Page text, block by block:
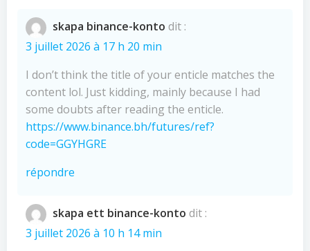
skapa binance-konto dit :
3 juillet 2026 à 17 h 20 min
I don’t think the title of your enticle matches the
content lol. Just kidding, mainly because I had
some doubts after reading the enticle.
https://www.binance.bh/futures/ref?
code=GGYHGRE
répondre
skapa ett binance-konto dit :
3 juillet 2026 à 10 h 14 min